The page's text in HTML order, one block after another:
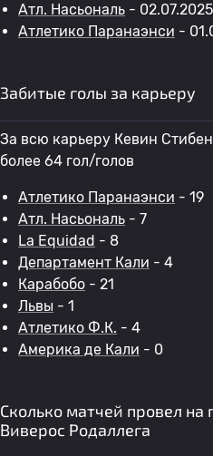
Атл. Насьональ -
Атлетико Паранаэнси -
Забитые голы за карьеру
За всю карьеру Кевин
более 64 гол/голов
Атлетико Паранаэнси - 19
Атл. Насьональ - 7
La Equidad - 8
Департамент Кали - 4
Карабобо - 21
Львы - 1
Атлетико Ф.К. - 4
Америка де Кали - 0
Сколько матчей провел на
Виверос Родаллега